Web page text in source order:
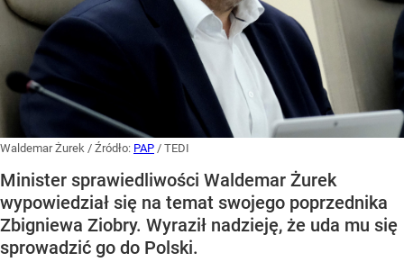
Waldemar Żurek / Źródło: PAP / TEDI
Minister sprawiedliwości Waldemar Żurek
wypowiedział się na temat swojego poprzednika
Zbigniewa Ziobry. Wyraził nadzieję, że uda mu się
sprowadzić go do Polski.